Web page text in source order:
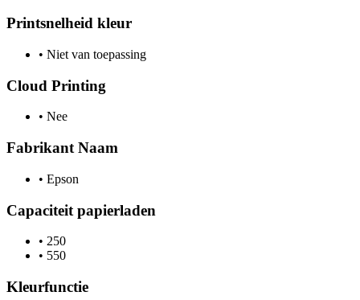
Printsnelheid kleur
• Niet van toepassing
Cloud Printing
• Nee
Fabrikant Naam
• Epson
Capaciteit papierladen
• 250
• 550
Kleurfunctie